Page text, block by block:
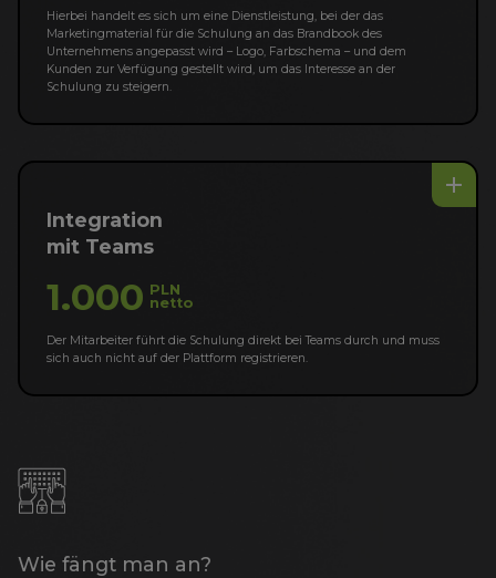
Hierbei handelt es sich um eine Dienstleistung, bei der das
Marketingmaterial für die Schulung an das Brandbook des
Unternehmens angepasst wird – Logo, Farbschema – und dem
Kunden zur Verfügung gestellt wird, um das Interesse an der
Schulung zu steigern.
Integration
mit Teams
1.000 PLN
netto
Der Mitarbeiter führt die Schulung direkt bei Teams durch und muss
sich auch nicht auf der Plattform registrieren.
add
Wie fängt man an?